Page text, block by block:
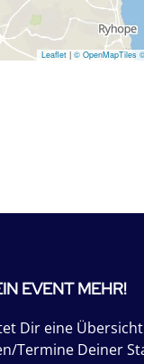
Leaflet | © OpenMapTiles
EVENT MEHR!
Dir eine
Termine Deiner